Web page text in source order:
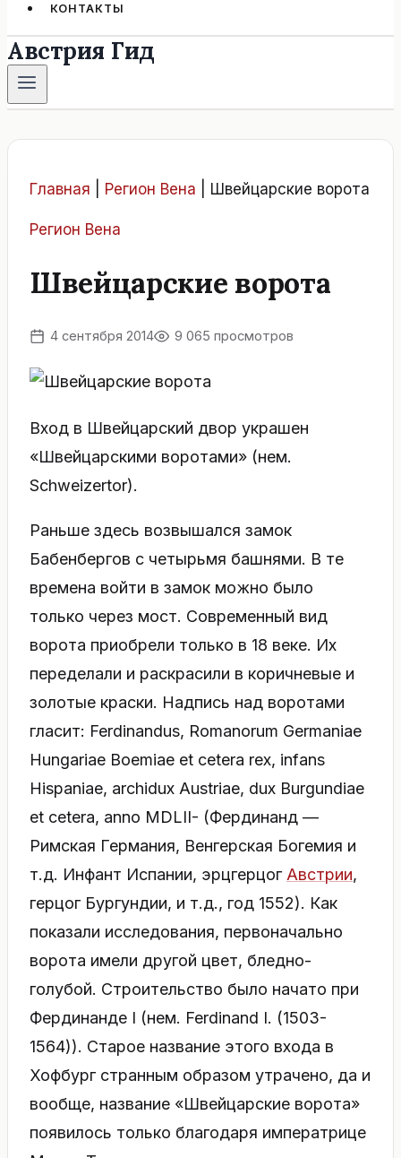
КОНТАКТЫ
Австрия Гид
Главная Регион Вена Швейцарские ворота
Регион Вена
Швейцарские ворота
4 сентября 2014 9 065 просмотров
Вход в Швейцарский двор украшен
«Швейцарскими воротами» (нем.
Schweizertor).
Раньше здесь возвышался замок
Бабенбергов с четырьмя башнями. В те
времена войти в замок можно было
только через мост. Современный вид
ворота приобрели только в 18 веке. Их
переделали и раскрасили в коричневые и
золотые краски. Надпись над воротами
гласит: Ferdinandus, Romanorum Germaniae
Hungariae Boemiae et cetera rex, infans
Hispaniae, archidux Austriae, dux Burgundiae
et cetera, anno MDLII- (Фердинанд —
Римская Германия, Венгерская Богемия и
т.д. Инфант Испании, эрцгерцог Австрии,
герцог Бургундии, и т.д., год 1552). Как
показали исследования, первоначально
ворота имели другой цвет, бледно-
голубой. Строительство было начато при
Фердинанде I (нем. Ferdinand I. (1503-
1564)). Старое название этого входа в
Хофбург странным образом утрачено, да и
вообще, название «Швейцарские ворота»
появилось только благодаря императрице